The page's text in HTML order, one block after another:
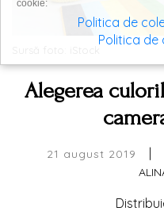
Alegerea
21 august 2019
cookie:
Politica de
Politica